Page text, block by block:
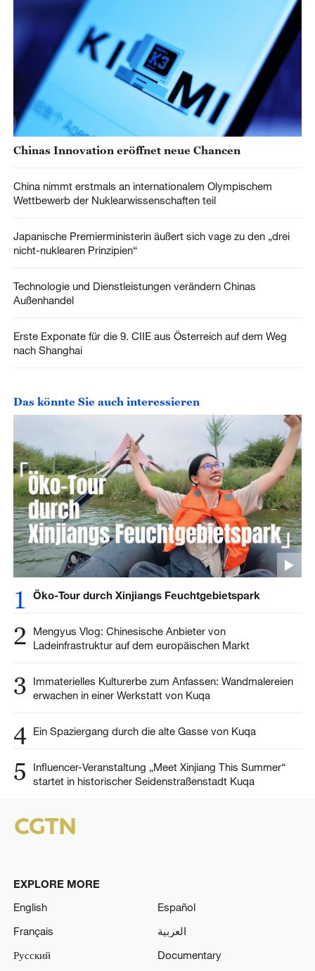
Chinas Innovation eröffnet neue Chancen
China nimmt erstmals an internationalem Olympischem
Wettbewerb der Nuklearwissenschaften teil
Japanische Premierministerin äußert sich vage zu den „drei
nicht-nuklearen Prinzipien“
Technologie und Dienstleistungen verändern Chinas
Außenhandel
Erste Exponate für die 9. CIIE aus Österreich auf dem Weg
nach Shanghai
Das könnte Sie auch interessieren
1 Öko-Tour durch Xinjiangs Feuchtgebietspark
2
Mengyus Vlog: Chinesische Anbieter von
Ladeinfrastruktur auf dem europäischen Markt
3
Immaterielles Kulturerbe zum Anfassen: Wandmalereien
erwachen in einer Werkstatt von Kuqa
4 Ein Spaziergang durch die alte Gasse von Kuqa
5
Influencer-Veranstaltung „Meet Xinjiang This Summer“
startet in historischer Seidenstraßenstadt Kuqa
EXPLORE MORE
English
Español
Français
العربية
Русский
Documentary